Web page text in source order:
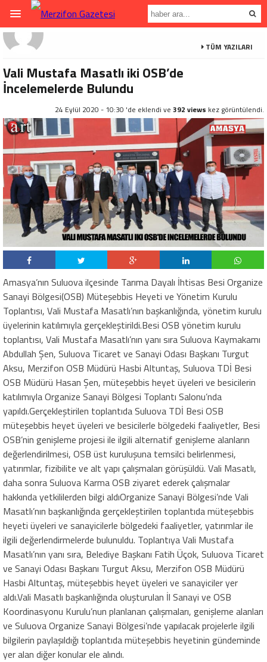
TÜM YAZILARI
Vali Mustafa Masatlı iki OSB’de
İncelemelerde Bulundu
24 Eylül 2020 - 10:30 'de eklendi ve 392 views kez görüntülendi.
Amasya’nın Suluova ilçesinde Tarıma Dayalı İhtisas Besi Organize
Sanayi Bölgesi(OSB) Müteşebbis Heyeti ve Yönetim Kurulu
Toplantısı, Vali Mustafa Masatlı’nın başkanlığında, yönetim kurulu
üyelerinin katılımıyla gerçekleştirildi.Besi OSB yönetim kurulu
toplantısı, Vali Mustafa Masatlı’nın yanı sıra Suluova Kaymakamı
Abdullah Şen, Suluova Ticaret ve Sanayi Odası Başkanı Turgut
Aksu, Merzifon OSB Müdürü Hasbi Altuntaş, Suluova TDİ Besi
OSB Müdürü Hasan Şen, müteşebbis heyet üyeleri ve besicilerin
katılımıyla Organize Sanayi Bölgesi Toplantı Salonu’nda
yapıldı.Gerçekleştirilen toplantıda Suluova TDİ Besi OSB
müteşebbis heyet üyeleri ve besicilerle bölgedeki faaliyetler, Besi
OSB’nin genişleme projesi ile ilgili alternatif genişleme alanların
değerlendirilmesi, OSB üst kuruluşuna temsilci belirlenmesi,
yatırımlar, fizibilite ve alt yapı çalışmaları görüşüldü. Vali Masatlı,
daha sonra Suluova Karma OSB ziyaret ederek çalışmalar
hakkında yetkililerden bilgi aldıOrganize Sanayi Bölgesi’nde Vali
Masatlı’nın başkanlığında gerçekleştirilen toplantıda müteşebbis
heyeti üyeleri ve sanayicilerle bölgedeki faaliyetler, yatırımlar ile
ilgili değerlendirmelerde bulunuldu. Toplantıya Vali Mustafa
Masatlı’nın yanı sıra, Belediye Başkanı Fatih Üçok, Suluova Ticaret
ve Sanayi Odası Başkanı Turgut Aksu, Merzifon OSB Müdürü
Hasbi Altuntaş, müteşebbis heyet üyeleri ve sanayiciler yer
aldı.Vali Masatlı başkanlığında oluşturulan İl Sanayi ve OSB
Koordinasyonu Kurulu’nun planlanan çalışmaları, genişleme alanları
ve Suluova Organize Sanayi Bölgesi’nde yapılacak projelerle ilgili
bilgilerin paylaşıldığı toplantıda müteşebbis heyetinin gündeminde
yer alan diğer konular ele alındı.